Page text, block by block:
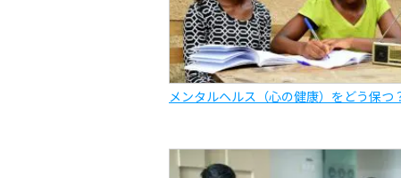
メンタルヘルス（心の健康）をどう保つ